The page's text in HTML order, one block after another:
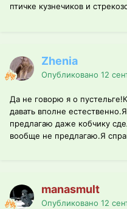
птичке кузнечиков и
Zhenia
Опубликовано 12
Да не говорю я о
давать вполне
предлагаю даже кобчику
вообще не предлагаю.Я
manasmult
Опубликовано 12